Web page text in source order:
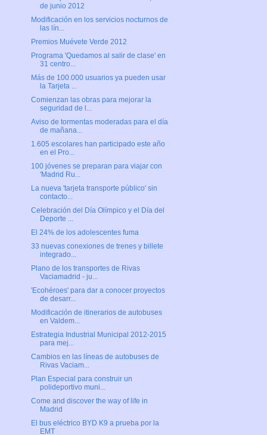
de junio 2012
Modificación en los servicios nocturnos de
las lín...
Premios Muévete Verde 2012
Programa 'Quedamos al salir de clase' en
31 centro...
Más de 100.000 usuarios ya pueden usar
la Tarjeta ...
Comienzan las obras para mejorar la
seguridad de l...
Aviso de tormentas moderadas para el día
de mañana...
1.605 escolares han participado este año
en el Pro...
100 jóvenes se preparan para viajar con
'Madrid Ru...
La nueva 'tarjeta transporte público' sin
contacto...
Celebración del Día Olímpico y el Día del
Deporte ...
El 24% de los adolescentes fuma
33 nuevas conexiones de trenes y billete
integrado...
Plano de los transportes de Rivas
Vaciamadrid - ju...
'Ecohéroes' para dar a conocer proyectos
de desarr...
Modificación de itinerarios de autobuses
en Valdem...
Estrategia Industrial Municipal 2012-2015
para mej...
Cambios en las líneas de autobuses de
Rivas Vaciam...
Plan Especial para construir un
polideportivo muni...
Come and discover the way of life in
Madrid
El bus eléctrico BYD K9 a prueba por la
EMT